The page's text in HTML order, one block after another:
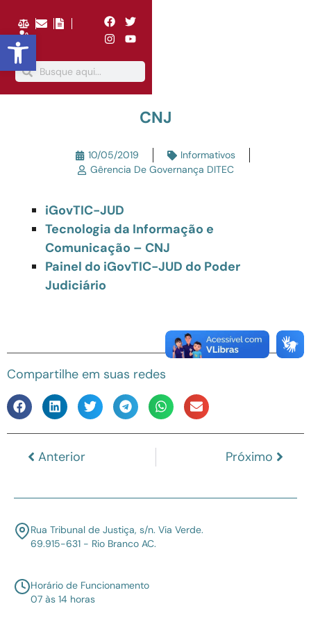
Abrir a barra de ferramentas
CNJ
10/05/2019
Informativos
Gêrencia De Governança DITEC
iGovTIC-JUD
Tecnologia da Informação e
Comunicação – CNJ
Painel do iGovTIC-JUD do Poder
Judiciário
Compartilhe em suas redes
Anterior Próximo
Rua Tribunal de Justiça, s/n. Via Verde.
69.915-631 - Rio Branco AC.
Horário de Funcionamento
07 às 14 horas